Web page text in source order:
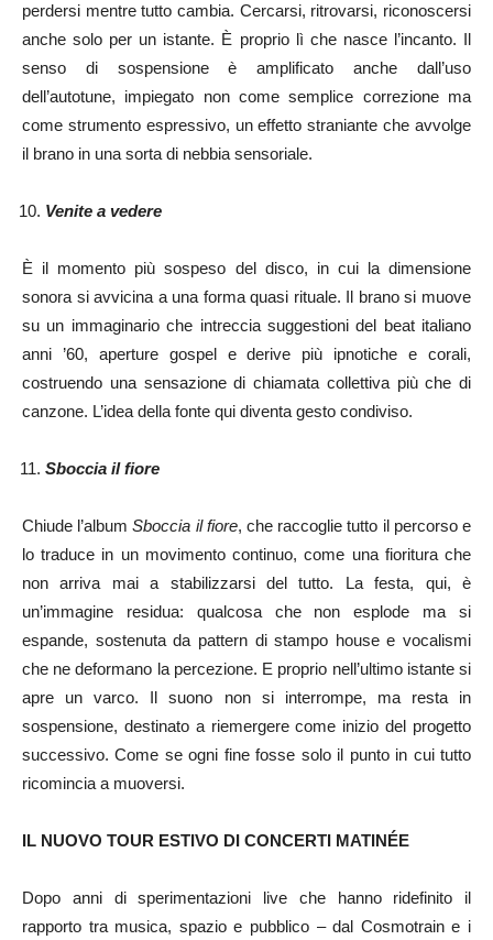
perdersi mentre tutto cambia. Cercarsi, ritrovarsi, riconoscersi
anche solo per un istante. È proprio lì che nasce l’incanto. Il
senso di sospensione è amplificato anche dall’uso
dell’autotune, impiegato non come semplice correzione ma
come strumento espressivo, un effetto straniante che avvolge
il brano in una sorta di nebbia sensoriale.
Venite a vedere
È il momento più sospeso del disco, in cui la dimensione
sonora si avvicina a una forma quasi rituale. Il brano si muove
su un immaginario che intreccia suggestioni del beat italiano
anni ’60, aperture gospel e derive più ipnotiche e corali,
costruendo una sensazione di chiamata collettiva più che di
canzone. L’idea della fonte qui diventa gesto condiviso.
Sboccia il fiore
Chiude l’albumSboccia il fiore, che raccoglie tutto il percorso e
lo traduce in un movimento continuo, come una fioritura che
non arriva mai a stabilizzarsi del tutto. La festa, qui, è
un’immagine residua: qualcosa che non esplode ma si
espande, sostenuta da pattern di stampo house e vocalismi
che ne deformano la percezione. E proprio nell’ultimo istante si
apre un varco. Il suono non si interrompe, ma resta in
sospensione, destinato a riemergere come inizio del progetto
successivo. Come se ogni fine fosse solo il punto in cui tutto
ricomincia a muoversi.
IL NUOVO TOUR ESTIVO DI CONCERTI MATINÉE
Dopo anni di sperimentazioni live che hanno ridefinito il
rapporto tra musica, spazio e pubblico – dal Cosmotrain e i